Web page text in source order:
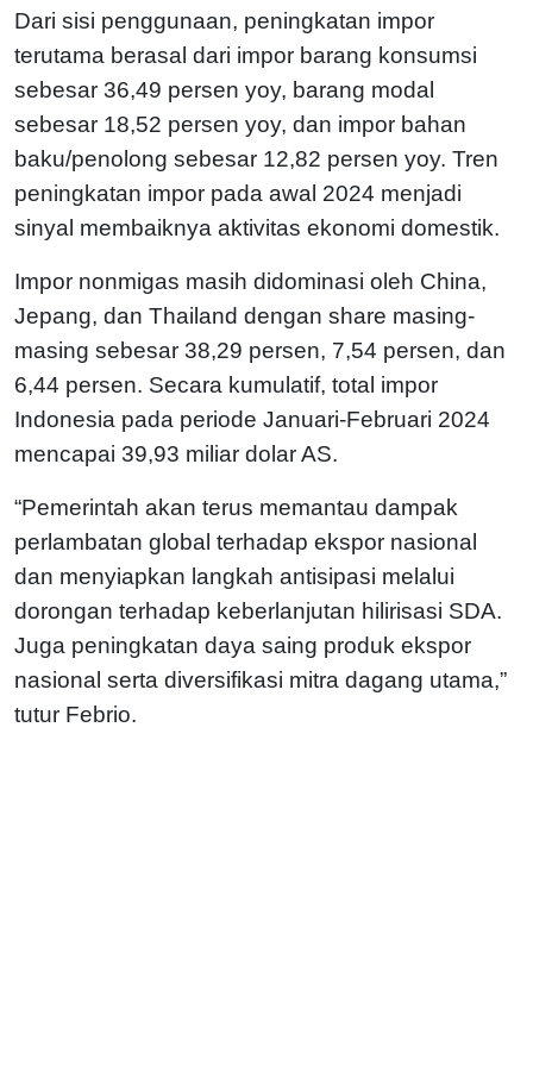
Dari sisi penggunaan, peningkatan impor
terutama berasal dari impor barang konsumsi
sebesar 36,49 persen yoy, barang modal
sebesar 18,52 persen yoy, dan impor bahan
baku/penolong sebesar 12,82 persen yoy. Tren
peningkatan impor pada awal 2024 menjadi
sinyal membaiknya aktivitas ekonomi domestik.
Impor nonmigas masih didominasi oleh China,
Jepang, dan Thailand dengan share masing-
masing sebesar 38,29 persen, 7,54 persen, dan
6,44 persen. Secara kumulatif, total impor
Indonesia pada periode Januari-Februari 2024
mencapai 39,93 miliar dolar AS.
“Pemerintah akan terus memantau dampak
perlambatan global terhadap ekspor nasional
dan menyiapkan langkah antisipasi melalui
dorongan terhadap keberlanjutan hilirisasi SDA.
Juga peningkatan daya saing produk ekspor
nasional serta diversifikasi mitra dagang utama,”
tutur Febrio.